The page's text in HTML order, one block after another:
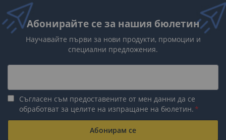
Абонирайте се за нашия бюлетин
Научавайте първи за нови продукти, промоции и
специални предложения.
Съгласен съм предоставените от мен данни да се
обработват за целите на изпращане на бюлетин.
Абонирам се